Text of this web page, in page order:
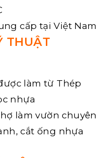
cấp tại Việt Nam
THUẬT
làm từ Thép
nhựa
làm vườn chuyên
cắt ống nhựa